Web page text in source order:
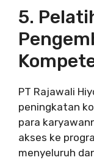
5.
PT Rajawali
peningkatan
para
akses ke
menyeluruh